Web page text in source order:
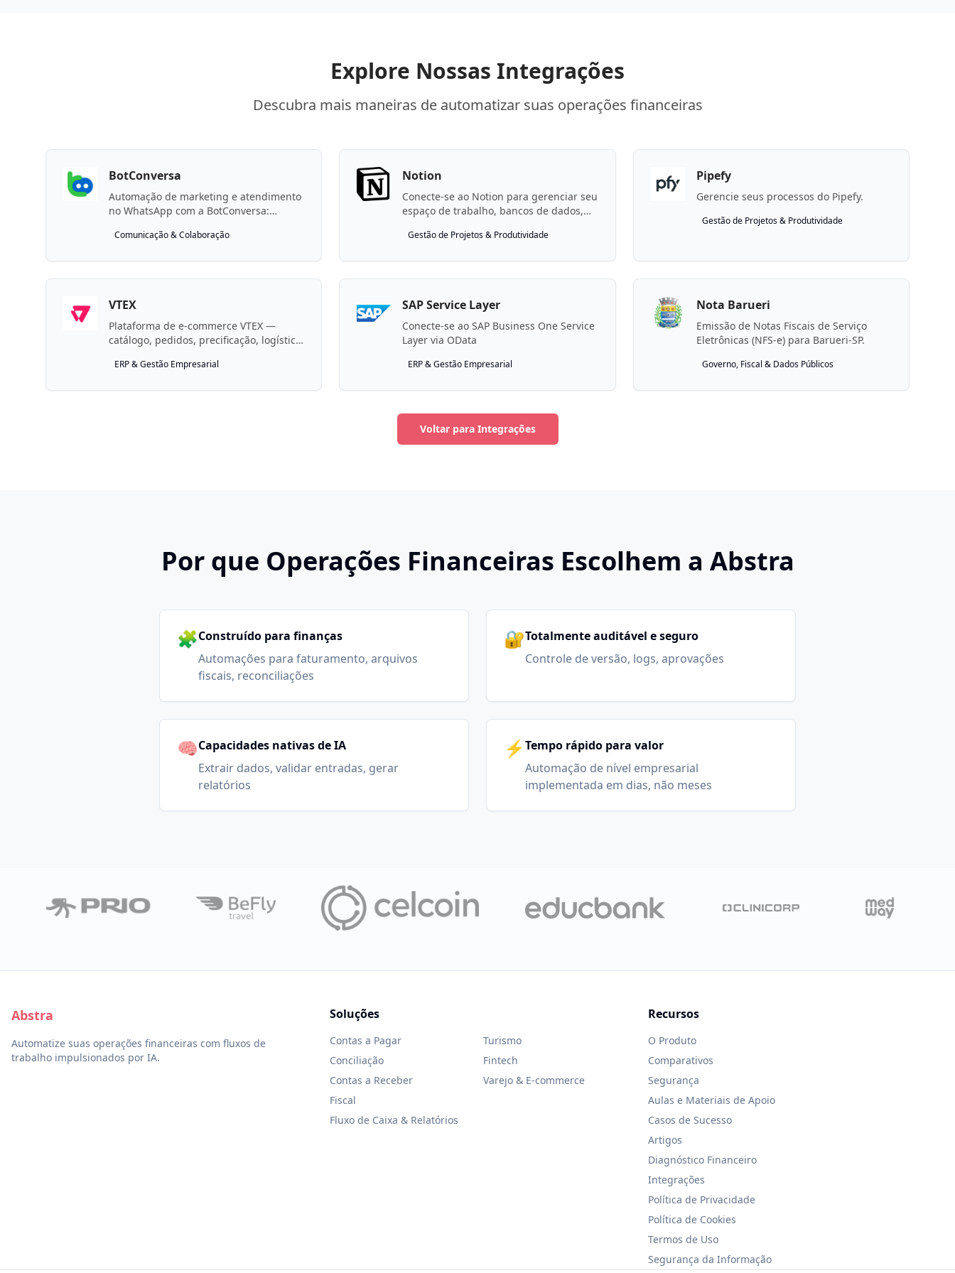
Explore Nossas Integrações
Descubra mais maneiras de automatizar suas operações financeiras
BotConversa
Automação de marketing e atendimento
no WhatsApp com a BotConversa:
fluxos e envie mensagens.
Comunicação & Colaboração
Notion
Conecte-se ao Notion para gerenciar seu
espaço de trabalho, bancos de dados,
Gestão de Projetos & Produtividade
Pipefy
Gerencie seus processos do Pipefy.
Gestão de Projetos & Produtividade
VTEX
Plataforma de e-commerce VTEX —
catálogo, pedidos, precificação, logística,
busca e muito mais.
ERP & Gestão Empresarial
SAP Service Layer
Conecte-se ao SAP Business One Service
Layer via OData
ERP & Gestão Empresarial
Nota Barueri
Emissão de Notas Fiscais de Serviço
Eletrônicas (NFS-e) para Barueri-SP.
Governo, Fiscal & Dados Públicos
Voltar para Integrações
Por que Operações Financeiras Escolhem a Abstra
🧩Construído para finanças
Automações para faturamento, arquivos
fiscais, reconciliações
🔐Totalmente auditável e seguro
Controle de versão, logs, aprovações
🧠Capacidades nativas de IA
Extrair dados, validar entradas, gerar
relatórios
⚡ Tempo rápido para valor
Automação de nível empresarial
implementada em dias, não meses
Abstra
Automatize suas operações financeiras com fluxos de
trabalho impulsionados por IA.
Soluções
Contas a Pagar
Conciliação
Contas a Receber
Fiscal
Fluxo de Caixa & Relatórios
Turismo
Fintech
Varejo & E-commerce
Recursos
O Produto
Comparativos
Segurança
Aulas e Materiais de Apoio
Casos de Sucesso
Artigos
Diagnóstico Financeiro
Integrações
Política de Privacidade
Política de Cookies
Termos de Uso
Segurança da Informação